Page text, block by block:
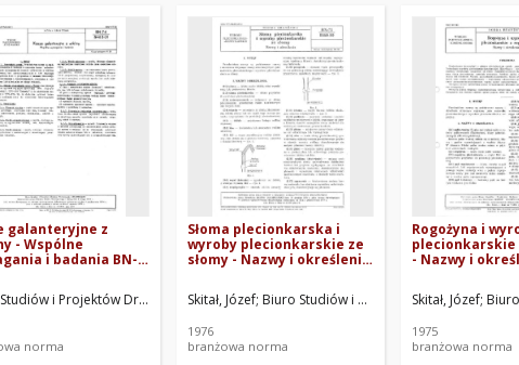
galanteryjne z
- Wspólne
i badania BN-
i Projektów Drobnej Wytwórczości "Drobprojekt" w Warszawie. Oprac.
norma
Słoma plecionkarska i
wyroby plecionkarskie ze
słomy - Nazwy i określenia
Skitał, Józef Biuro Studiów i Projektów Drobnej
1976
branżowa norma
Rogożyna i
plecionkarskie
- Nazwy i
Skitał, Józef
1975
branżowa norma